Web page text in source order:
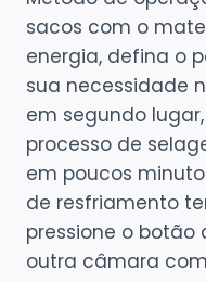
sacos com o
energia, defina o
sua necessidade
em segundo
processo de
em poucos
de resfriamento
pressione o
outra câmara